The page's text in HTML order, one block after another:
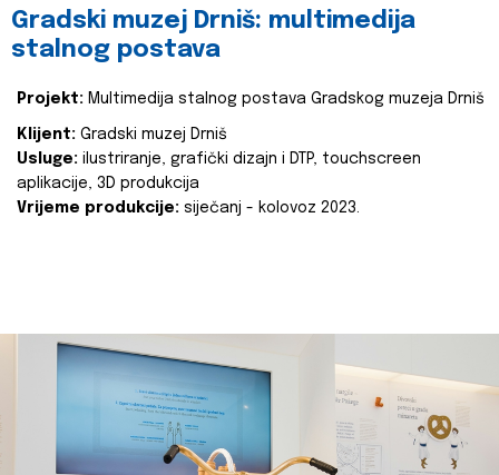
Gradski muzej Drniš: multimedija
stalnog postava
Projekt: Multimedija stalnog postava Gradskog muzeja Drniš
Klijent: Gradski muzej Drniš
Usluge: ilustriranje, grafički dizajn i DTP, touchscreen
aplikacije, 3D produkcija
Vrijeme produkcije: siječanj - kolovoz 2023.